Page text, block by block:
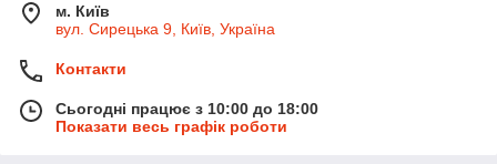
м. Київ
вул. Сирецька 9, Київ, Україна
Контакти
Сьогодні працює з 10:00 до 18:00
Показати весь графік роботи